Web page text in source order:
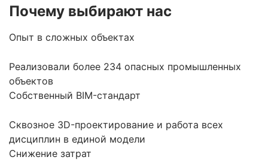
Почему выбирают нас
Опыт в сложных объектах
Реализовали более 234 опасных промышленных
объектов
Собственный BIM-стандарт
Сквозное 3D-проектирование и работа всех
дисциплин в единой модели
Снижение затрат